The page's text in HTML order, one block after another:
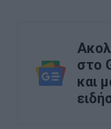
στο
και